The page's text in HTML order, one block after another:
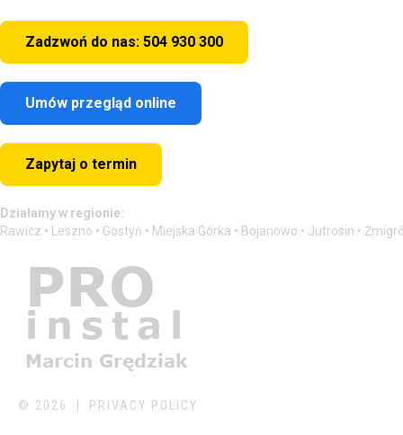
Zadzwoń do nas: 504 930 300
Umów przegląd online
Zapytaj o termin
Działamy w regionie:
Rawicz • Leszno • Gostyń • Miejska Górka • Bojanowo • Jutrosin •
© 2026 PRIVACY POLICY